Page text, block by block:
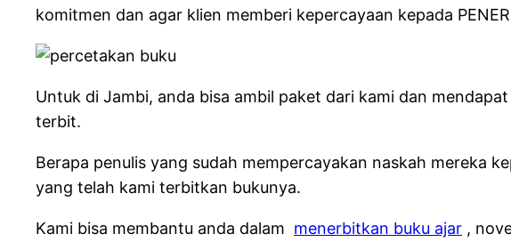
komitmen dan agar klien memberi kepercayaan kepada
Untuk di Jambi, anda bisa ambil paket dari kami dan
terbit.
Berapa penulis yang sudah mempercayakan naskah mereka
yang telah kami terbitkan bukunya.
Kami bisa membantu anda dalam menerbitkan buku ajar ,